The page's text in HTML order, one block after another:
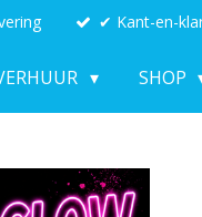
✔ Kant-en-
SHOP